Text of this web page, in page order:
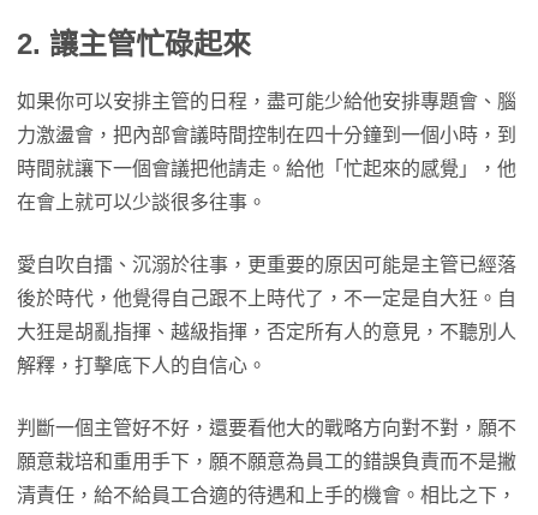
2. 讓主管忙碌起來
如果你可以安排主管的日程，盡可能少給他安排專題會、腦
力激盪會，把內部會議時間控制在四十分鐘到一個小時，到
時間就讓下一個會議把他請走。給他「忙起來的感覺」，他
在會上就可以少談很多往事。
愛自吹自擂、沉溺於往事，更重要的原因可能是主管已經落
後於時代，他覺得自己跟不上時代了，不一定是自大狂。自
大狂是胡亂指揮、越級指揮，否定所有人的意見，不聽別人
解釋，打擊底下人的自信心。
判斷一個主管好不好，還要看他大的戰略方向對不對，願不
願意栽培和重用手下，願不願意為員工的錯誤負責而不是撇
清責任，給不給員工合適的待遇和上手的機會。相比之下，